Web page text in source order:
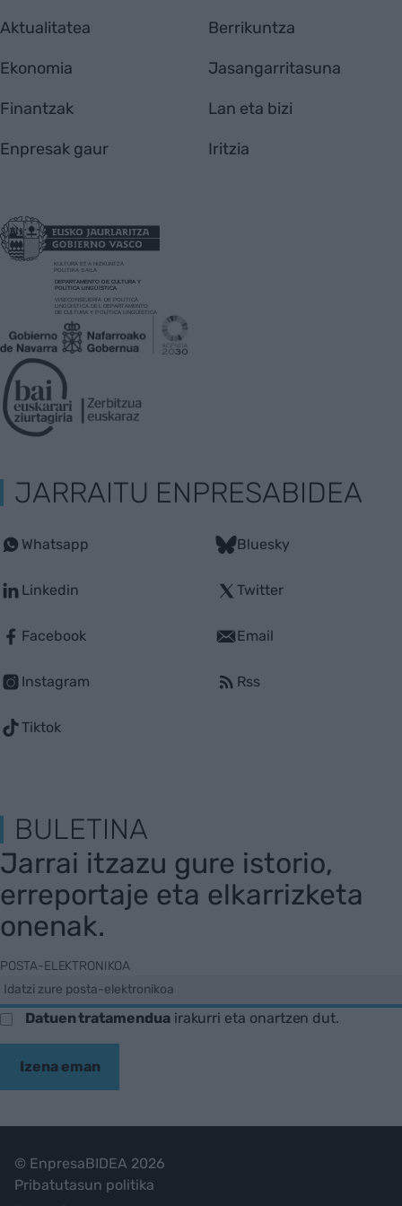
Aktualitatea
Ekonomia
Finantzak
Enpresak gaur
Berrikuntza
Jasangarritasuna
Lan eta bizi
Iritzia
JARRAITU ENPRESABIDEA
Whatsapp
Linkedin
Facebook
Instagram
Tiktok
Bluesky
Twitter
Email
Rss
BULETINA
Jarrai itzazu gure istorio,
erreportaje eta elkarrizketa
onenak.
POSTA-ELEKTRONIKOA
Datuen tratamenduairakurri eta onartzen dut.
Izena eman
© EnpresaBIDEA 2026
Pribatutasun politika